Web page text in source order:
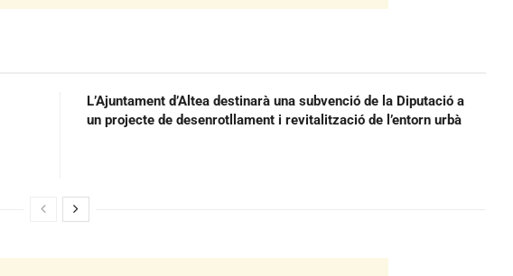
L’Ajuntament d’Altea destinarà una subvenció de la Diputació a
un projecte de desenrotllament i revitalització de l’entorn urbà